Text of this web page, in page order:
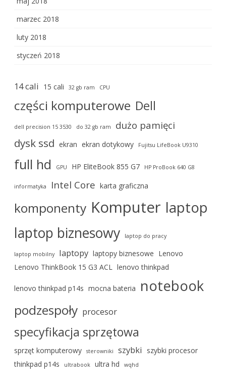
marzec 2018
luty 2018
styczeń 2018
14 cali 15 cali 32 gb ram CPU
części komputerowe Dell
dell precision 15 3530 do 32 gb ram dużo pamięci
dysk ssd ekran ekran dotykowy Fujitsu LifeBook U9310
full hd GPU HP EliteBook 855 G7 HP ProBook 640 G8
informatyka Intel Core karta graficzna
komponenty Komputer laptop
laptop biznesowy laptop do pracy
laptop mobilny laptopy laptopy biznesowe Lenovo
Lenovo ThinkBook 15 G3 ACL
lenovo thinkpad
lenovo thinkpad p14s mocna bateria notebook
podzespoły procesor
specyfikacja sprzętowa
sprzęt komputerowy sterowniki szybki
szybki procesor
thinkpad p14s
ultrabook ultra hd wqhd